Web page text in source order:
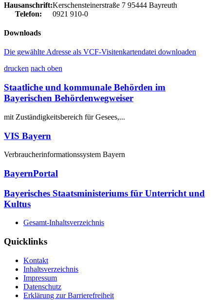
Hausanschrift:Kerschensteinerstraße 7 95444 Bayreuth
Telefon:
0921 910-0
Downloads
Die gewählte Adresse als VCF-Visitenkartendatei downloaden
drucken nach oben
Staatliche und kommunale Behörden im
Bayerischen Behördenwegweiser
mit Zuständigkeitsbereich für Gesees,...
VIS Bayern
Verbraucherinformationssystem Bayern
BayernPortal
Bayerisches Staatsministeriums für Unterricht und
Kultus
Gesamt-Inhaltsverzeichnis
Quicklinks
Kontakt
Inhaltsverzeichnis
Impressum
Datenschutz
Erklärung zur Barrierefreiheit